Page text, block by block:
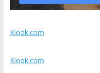
Klook.com
Klook.com